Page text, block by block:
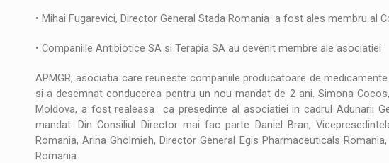
• Mihai Fugarevici, Director General Stada Romania a fost ales membru al
• Companiile Antibiotice SA si Terapia SA au devenit membre ale asociatiei
APMGR, asociatia care reuneste companiile producatoare de
si-a desemnat conducerea pentru un nou mandat de 2 ani. Simona
Moldova, a fost realeasa ca presedinte al asociatiei in cadrul Adunarii
mandat. Din Consiliul Director mai fac parte Daniel Bran,
Romania, Arina Gholmieh, Director General Egis Pharmaceuticals
Romania.